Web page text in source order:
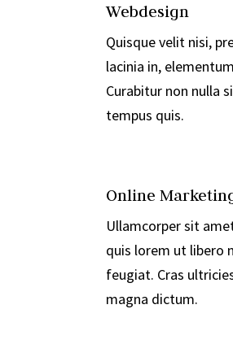
Webdesign
Quisque velit nisi,
lacinia in,
Curabitur non nulla
tempus quis.
Online
Ullamcorper sit
quis lorem ut libero
feugiat. Cras
magna dictum.